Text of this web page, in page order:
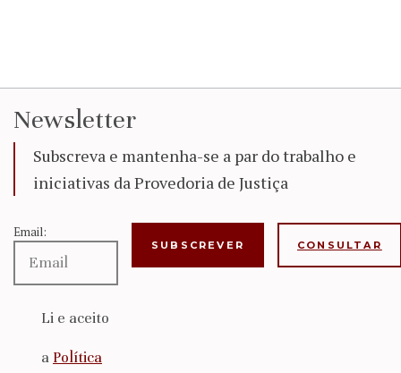
Newsletter
Subscreva e mantenha-se a par do trabalho e
iniciativas da Provedoria de Justiça
Email:
Li e aceito
a Política
CONSULTAR